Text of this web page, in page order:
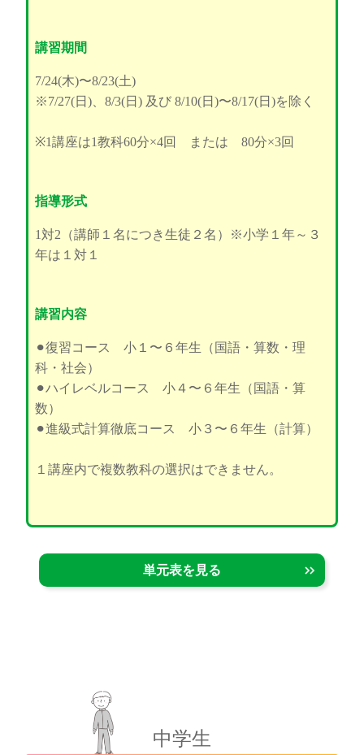
講習期間
7/24(木)〜8/23(土)
※7/27(日)、8/3(日) 及び 8/10(日)〜8/17(日)を除く
※1講座は1教科60分×4回 または 80分×3回
指導形式
1対2（講師１名につき生徒２名）※小学１年～３
年は１対１
講習内容
⚫︎復習コース 小１〜６年生（国語・算数・理
科・社会）
⚫︎ハイレベルコース 小４〜６年生（国語・算
数）
⚫︎進級式計算徹底コース 小３〜６年生（計算）
１講座内で複数教科の選択はできません。
単元表を見る
中学生